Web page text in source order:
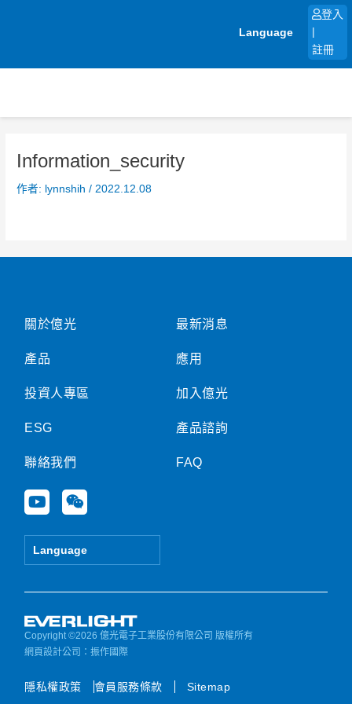
Language
登入
註冊
Information_security
作者: lynnshih/ 2022.12.08
關於億光
產品
投資人專區
ESG
聯絡我們
Y
o
u
e
W
e
i
Language
最新消息
應用
加入億光
產品諮詢
FAQ
Copyright ©2026 億光電子工業股份有限公司 版權所有
網頁設計公司 ：振作國際
隱私權政策 會員服務條款 Sitemap